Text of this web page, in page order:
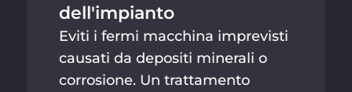
dell'impianto
Eviti i fermi macchina imprevisti
causati da depositi minerali o
corrosione. Un trattamento